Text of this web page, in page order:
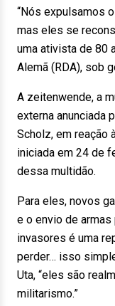
“Nós expulsamos
mas eles se
uma ativista de 80
Alemã (RDA), sob
A zeitenwende, a
externa anunciada
Scholz, em reação
iniciada em 24 de
dessa multidão.
Para eles, novos
e o envio de
invasores é uma
perder… isso
Uta, “eles são
militarismo.”